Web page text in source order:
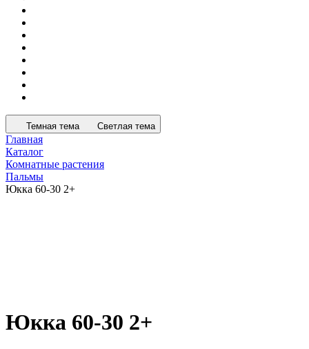
Темная тема Светлая тема
Главная
Каталог
Комнатные растения
Пальмы
Юкка 60-30 2+
Юкка 60-30 2+